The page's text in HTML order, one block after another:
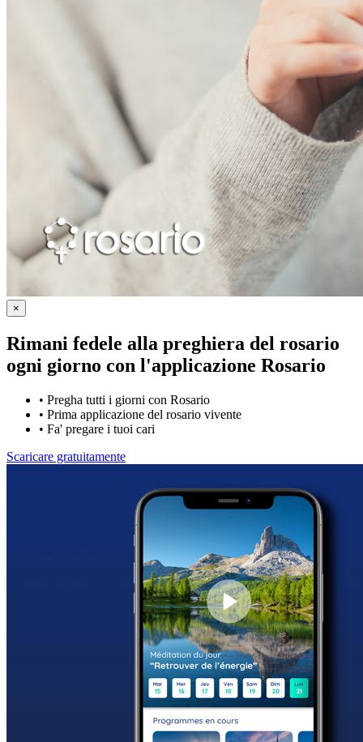
×
Rimani fedele alla preghiera del rosario
ogni giorno con l'applicazione Rosario
• Pregha tutti i giorni con Rosario
• Prima applicazione del rosario vivente
• Fa' pregare i tuoi cari
Scaricare gratuitamente